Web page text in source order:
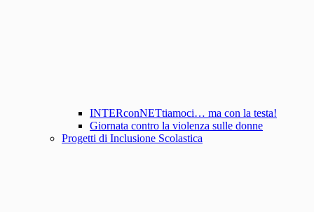
INTERconNETtiamoci… ma con la testa!
Giornata contro la violenza sulle donne
Progetti di Inclusione Scolastica